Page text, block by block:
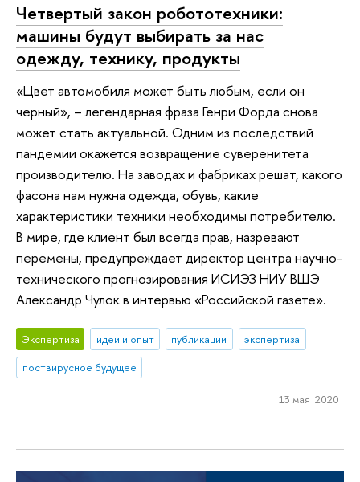
Четвертый закон робототехники:
машины будут выбирать за нас
одежду, технику, продукты
«Цвет автомобиля может быть любым, если он
черный», – легендарная фраза Генри Форда снова
может стать актуальной. Одним из последствий
пандемии окажется возвращение суверенитета
производителю. На заводах и фабриках решат, какого
фасона нам нужна одежда, обувь, какие
характеристики техники необходимы потребителю.
В мире, где клиент был всегда прав, назревают
перемены, предупреждает директор центра научно-
технического прогнозирования ИСИЭЗ НИУ ВШЭ
Александр Чулок в интервью «Российской газете».
Экспертиза идеи и опыт публикации
экспертиза
поствирусное будущее
13 мая 2020